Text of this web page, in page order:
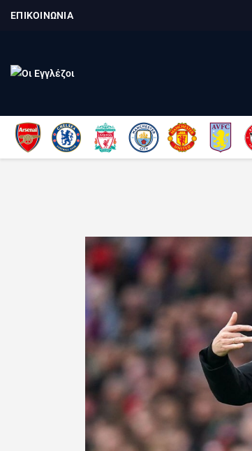
ΕΠΙΚΟΙΝΩΝΙΑ